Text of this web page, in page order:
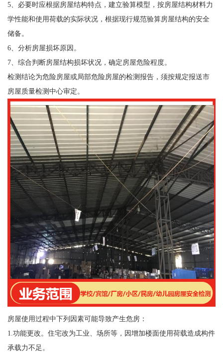
5、必要时应根据房屋结构特点，建立验算模型，按房屋结构材料力
学性能和使用荷载的实际状况，根据现行规范验算房屋结构的安全
储备。
6、分析房屋损坏原因。
7、综合判断房屋结构损坏状况，确定房屋危险程度。
检测结论为危险房屋或局部危险房屋的检测报告，须按规定报送市
房屋质量检测中心审定。
房屋使用过程中下列因素可能导致产生危房：
1.功能更改。住宅改为工业、场所等，因增加楼面使用荷载造成构件
承载力不足。